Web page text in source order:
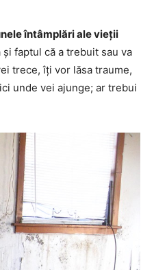
întâmplări ale vieții
faptul că a trebuit sau va
trece, îți vor lăsa traume,
unde vei ajunge; ar trebui